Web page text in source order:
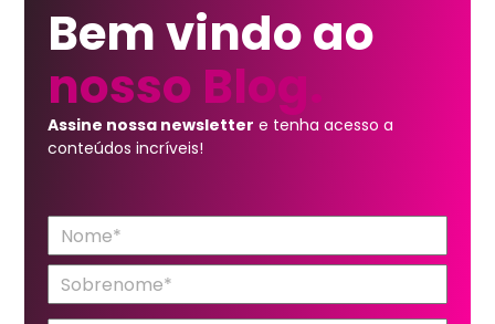
Bem vindo ao
nosso Blog.
Assine nossa newsletter e tenha acesso a
conteúdos incríveis!